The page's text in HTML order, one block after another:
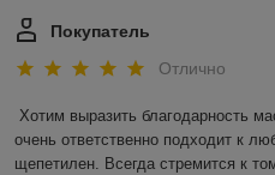
Покупатель
Отлично
Хотим выразить благодарность
очень ответственно подходит к
щепетилен. Всегда стремится к